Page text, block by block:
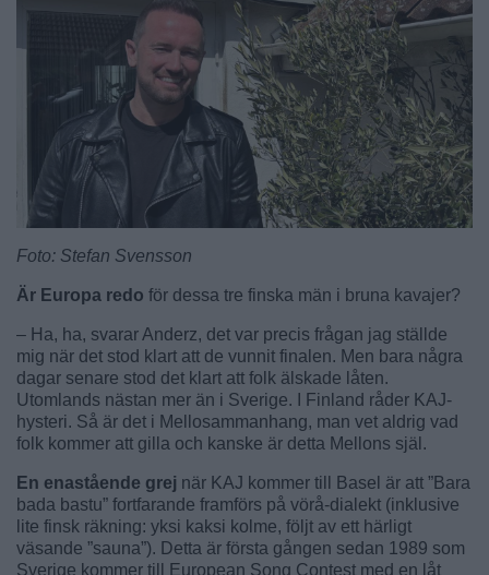
Foto: Stefan Svensson
Är Europa redo för dessa tre finska män i bruna kavajer?
– Ha, ha, svarar Anderz, det var precis frågan jag ställde
mig när det stod klart att de vunnit finalen. Men bara några
dagar senare stod det klart att folk älskade låten.
Utomlands nästan mer än i Sverige. I Finland råder KAJ-
hysteri. Så är det i Mellosammanhang, man vet aldrig vad
folk kommer att gilla och kanske är detta Mellons själ.
En enastående grej när KAJ kommer till Basel är att ”Bara
bada bastu” fortfarande framförs på vörå-dialekt (inklusive
lite finsk räkning: yksi kaksi kolme, följt av ett härligt
väsande ”sauna”). Detta är första gången sedan 1989 som
Sverige kommer till European Song Contest med en låt